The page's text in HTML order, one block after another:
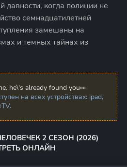
давности, когда полиции не
семнадцатилетней
замешаны на
и темных тайнах из
he\'s already found you»»
на всех устройствах: ipad,
2 СЕЗОН (2026)
ОНЛАЙН